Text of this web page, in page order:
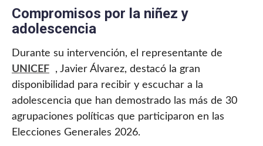
Compromisos por la niñez y
adolescencia
Durante su intervención, el representante de
UNICEF
, Javier Álvarez, destacó la gran
disponibilidad para recibir y escuchar a la
adolescencia que han demostrado las más de 30
agrupaciones políticas que participaron en las
Elecciones Generales 2026.